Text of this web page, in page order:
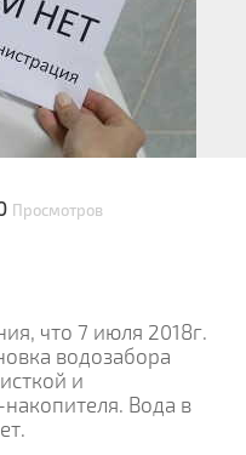
Просмотров
что 7 июля 2018г.
водозабора
и
Вода в